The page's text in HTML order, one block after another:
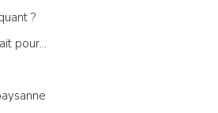
?
pour...